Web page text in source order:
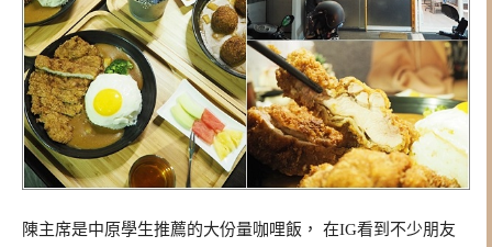
陳主席是中原學生推薦的大份量咖哩飯， 在IG看到不少朋友